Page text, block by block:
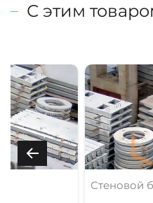
С этим
Стеновой блок С2 по